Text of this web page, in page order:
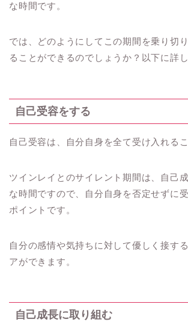
な時間です。
では、どのようにしてこの期間を乗り切
ることができるのでしょうか？以下に詳
自己受容をする
自己受容は、自分自身を全て受け入れるこ
ツインレイとのサイレント期間は、自己
な時間ですので、自分自身を否定せずに
ポイントです。
自分の感情や気持ちに対して優しく接す
アができます。
自己成長に取り組む